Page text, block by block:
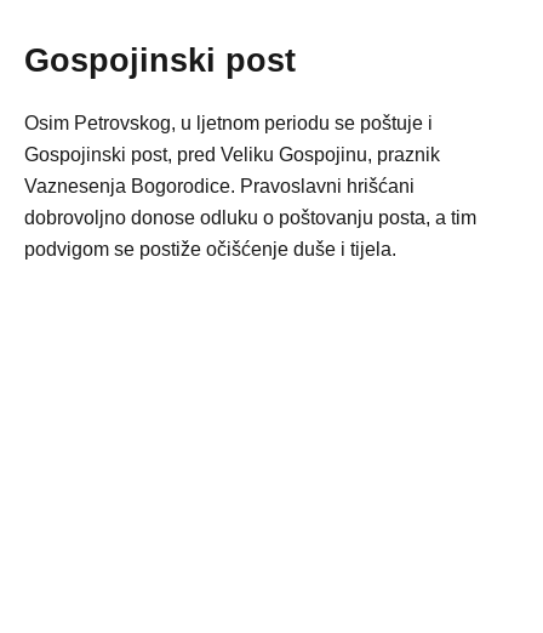
Gospojinski post
Osim Petrovskog, u ljetnom periodu se poštuje i
Gospojinski post, pred Veliku Gospojinu, praznik
Vaznesenja Bogorodice. Pravoslavni hrišćani
dobrovoljno donose odluku o poštovanju posta, a tim
podvigom se postiže očišćenje duše i tijela.